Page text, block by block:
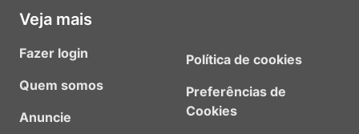
Veja mais
Fazer login
Quem somos
Anuncie
Política de cookies
Preferências de
Cookies